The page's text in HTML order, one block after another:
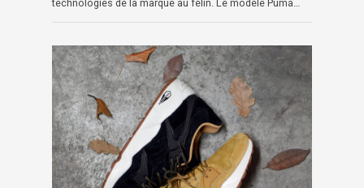
technologies de la marque au félin. Le modèle Puma…